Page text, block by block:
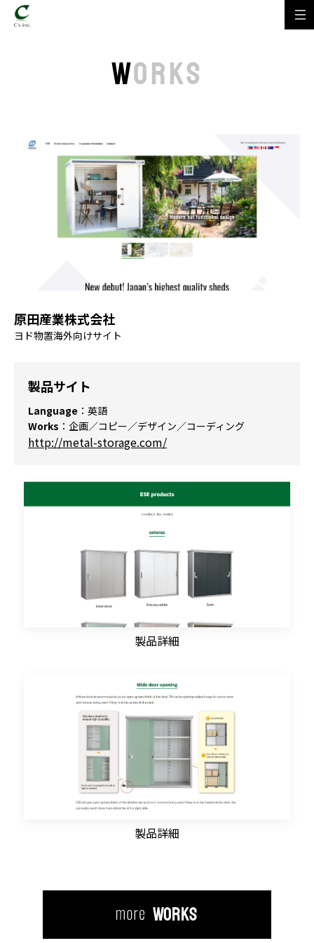
WORKS
原田産業株式会社
ヨド物置海外向けサイト
製品サイト
Language ：英語
Works ：企画／コピー／デザイン／コーディング
http://metal-storage.com/
製品詳細
製品詳細
WORKS